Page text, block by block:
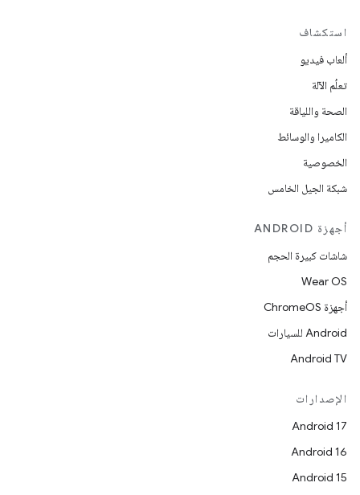
استكشاف
ألعاب فيديو
تعلُم الآلة
الصحة واللياقة
الكاميرا والوسائط
الخصوصية
شبكة الجيل الخامس
أجهزة ANDROID
شاشات كبيرة الحجم
Wear OS
أجهزة ChromeOS
Android للسيارات
Android TV
الإصدارات
Android 17
Android 16
Android 15